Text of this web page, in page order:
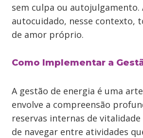
sem culpa ou autojulgamento.
autocuidado, nesse contexto,
de amor próprio.
Como Implementar a
A gestão de energia é uma
envolve a compreensão
reservas internas de
de navegar entre atividades